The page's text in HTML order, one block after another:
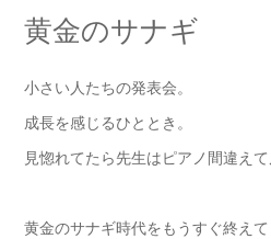
黄金のサナギ
小さい人たちの発表会。
成長を感じるひととき。
見惚れてたら先生はピアノ間違えて
黄金のサナギ時代をもうすぐ終えて